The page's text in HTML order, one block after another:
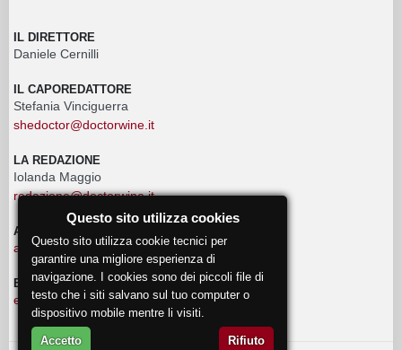
IL DIRETTORE
Daniele Cernilli
IL CAPOREDATTORE
Stefania Vinciguerra
shedoctor@doctorwine.it
LA REDAZIONE
Iolanda Maggio
redazione@doctorwine.it
ADVERTISING
advertising@doctorwine.it
EVENTI
eventi@doctorwine.it
Questo sito utilizza cookies
Questo sito utilizza cookie tecnici per
garantire una migliore esperienza di
navigazione. I cookies sono dei piccoli file di
testo che i siti salvano sul tuo computer o
dispositivo mobile mentre li visiti.
Accetto Rifiuto